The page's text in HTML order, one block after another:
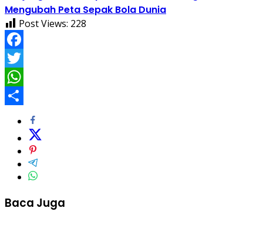
Mengubah Peta Sepak Bola Dunia
Post Views: 228
Facebook
Twitter
WhatsApp
Baca Juga